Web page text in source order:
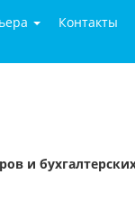
Контакты
и